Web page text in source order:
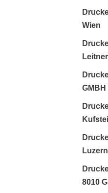
Wien
Luzern
8010